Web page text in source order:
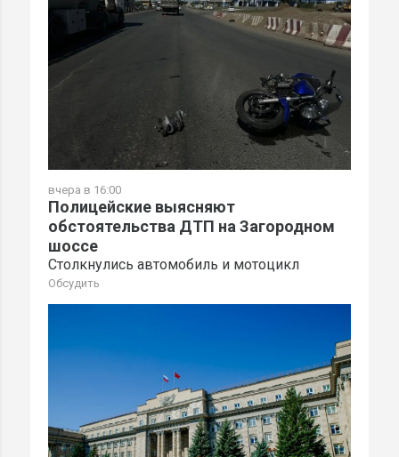
вчера в 16:00
Полицейские выясняют
обстоятельства ДТП на Загородном
шоссе
Столкнулись автомобиль и мотоцикл
Обсудить